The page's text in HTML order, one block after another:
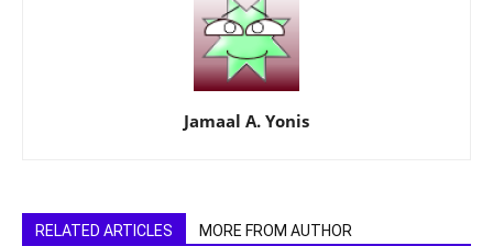
Jamaal A. Yonis
RELATED ARTICLES MORE FROM AUTHOR